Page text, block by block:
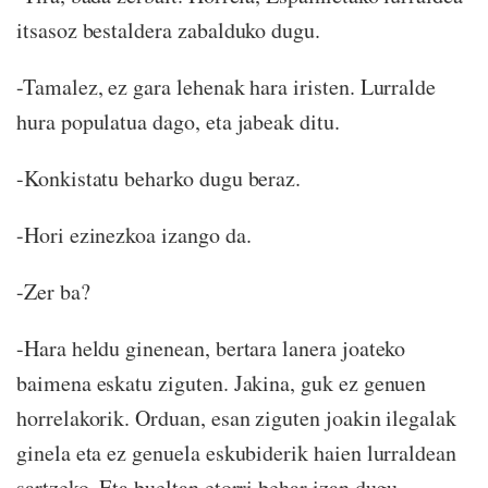
itsasoz bestaldera zabalduko dugu.
-Tamalez, ez gara lehenak hara iristen. Lurralde
hura populatua dago, eta jabeak ditu.
-Konkistatu beharko dugu beraz.
-Hori ezinezkoa izango da.
-Zer ba?
-Hara heldu ginenean, bertara lanera joateko
baimena eskatu ziguten. Jakina, guk ez genuen
horrelakorik. Orduan, esan ziguten joakin ilegalak
ginela eta ez genuela eskubiderik haien lurraldean